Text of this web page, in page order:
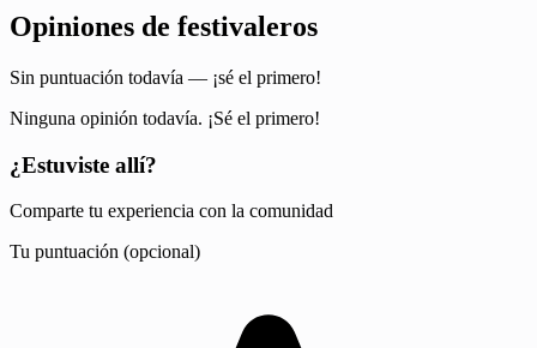
Opiniones de festivaleros
Sin puntuación todavía — ¡sé el primero!
Ninguna opinión todavía. ¡Sé el primero!
¿Estuviste allí?
Comparte tu experiencia con la comunidad
Tu puntuación (opcional)